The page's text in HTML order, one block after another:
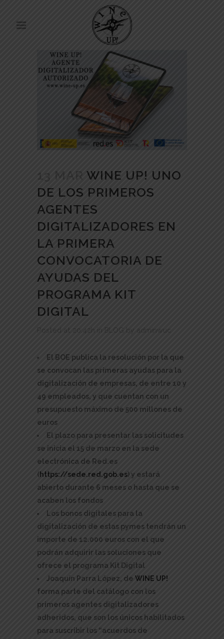
13 MAR WINE UP! UNO
DE LOS PRIMEROS
AGENTES
DIGITALIZADORES EN
LA PRIMERA
CONVOCATORIA DE
AYUDAS DEL
PROGRAMA KIT
DIGITAL
Posted at 20:42h in BLOG by adminwuc
El BOE publica la resolución por la que
se convocan las primeras ayudas para la
digitalización de empresas, de entre 10 y
49 empleados, y que cuentan con un
presupuesto máximo de 500 millones de
euros
El plazo para presentar las solicitudes
se inicia el 15 de marzo en la sede
electrónica de Red.es
( https://sede.red.gob.es) y estará
abierto durante 6 meses o hasta que se
acaben los fondos
Los bonos digitales para la
digitalización de estas pymes tendrán un
importe de 12.000 euros con el que
podrán adquirir las soluciones que
ofrece el programa Kit Digital
Joaquín Parra López, de WINE UP!
forma parte del catálogo con los
primeros agentes digitalizadores
adheridos, que son los únicos habilitados
para suscribir los “acuerdos de